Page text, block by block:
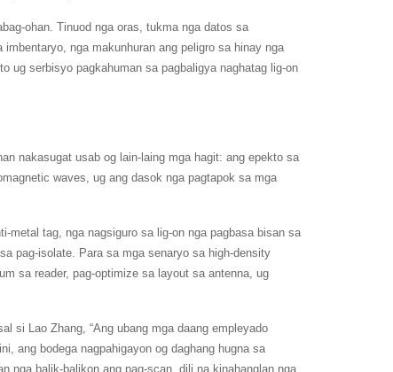
ohan. Tinuod nga oras, tukma nga datos sa
nga makunhuran ang peligro sa hinay nga
ug serbisyo pagkahuman sa pagbaligya naghatag lig-on
nakasugat usab og lain-laing mga hagit: ang epekto sa
waves, ug ang dasok nga pagtapok sa mga
metal tag, nga nagsiguro sa lig-on nga pagbasa bisan sa
pag-isolate. Para sa mga senaryo sa high-density
sa reader, pag-optimize sa layout sa antenna, ug
si Lao Zhang, “Ang ubang mga daang empleyado
ang bodega nagpahigayon og daghang hugna sa
nga balik-balikon ang pag-scan, dili na kinahanglan nga